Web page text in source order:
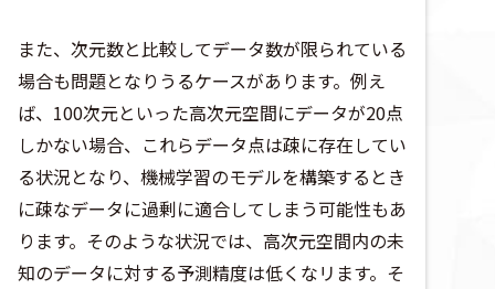
また、次元数と比較してデータ数が限られている
場合も問題となりうるケースがあります。例え
ば、100次元といった高次元空間にデータが20点
しかない場合、これらデータ点は疎に存在してい
る状況となり、機械学習のモデルを構築するとき
に疎なデータに過剰に適合してしまう可能性もあ
ります。そのような状況では、高次元空間内の未
知のデータに対する予測精度は低くなリます。そ